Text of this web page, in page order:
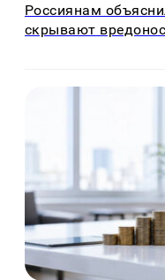
Россиянам
скрывают